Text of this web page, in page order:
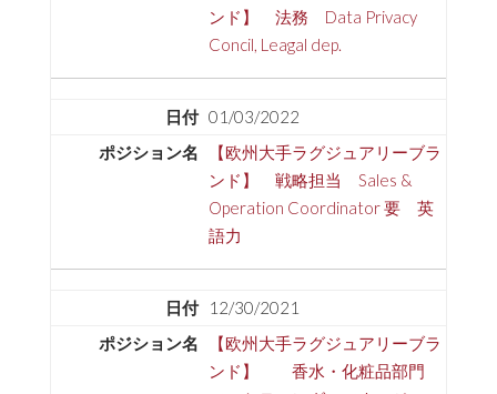
ンド】 法務 Data Privacy
Concil, Leagal dep.
01/03/2022
【欧州大手ラグジュアリーブラ
ンド】 戦略担当 Sales &
Operation Coordinator 要 英
語力
12/30/2021
【欧州大手ラグジュアリーブラ
ンド】 香水・化粧品部門